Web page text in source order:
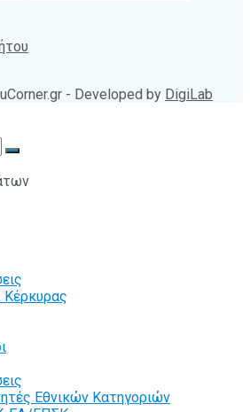
- Developed by DigiLab
Κέρκυρας
Εθνικών Κατηγοριών